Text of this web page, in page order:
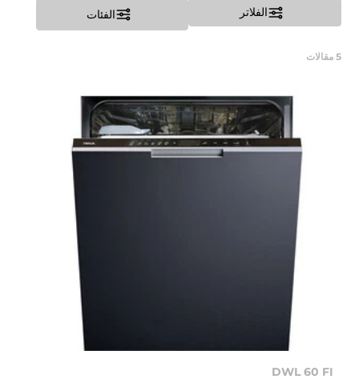
الفلاتر الفئات
5 مقالات
DWL 60 FI